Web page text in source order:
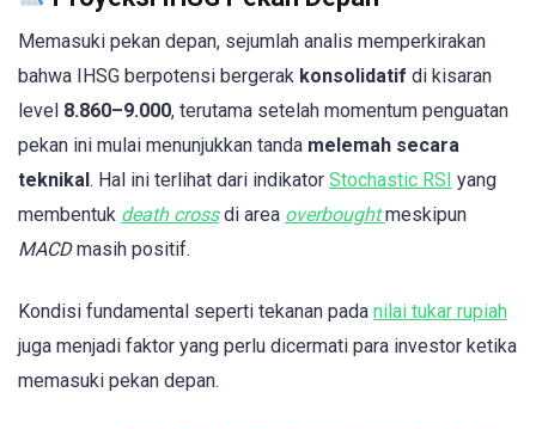
Memasuki pekan depan, sejumlah analis memperkirakan
bahwa IHSG berpotensi bergerak konsolidatif di kisaran
level 8.860–9.000, terutama setelah momentum penguatan
pekan ini mulai menunjukkan tanda melemah secara
teknikal. Hal ini terlihat dari indikator Stochastic RSI yang
membentuk death crossdi area overbought meskipun
MACDmasih positif.
Kondisi fundamental seperti tekanan pada nilai tukar rupiah
juga menjadi faktor yang perlu dicermati para investor ketika
memasuki pekan depan.